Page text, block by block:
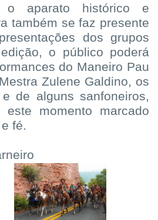
aparato histórico e
também se faz presente
dos grupos
o público poderá
do Maneiro Pau
Zulene Galdino, os
de alguns sanfoneiros,
momento marcado
fé.